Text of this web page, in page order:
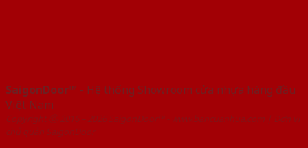
SaigonDoor™ - Hệ thống Showroom cửa nhựa hàng đầu
Việt Nam
Copyright ⓒ 2016 – 2026 SaigonDoor™ - www.bancuanhua.com | Đơn vị
chủ quản SaigonDoor